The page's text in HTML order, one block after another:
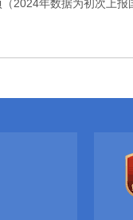
2024年数据为初次上